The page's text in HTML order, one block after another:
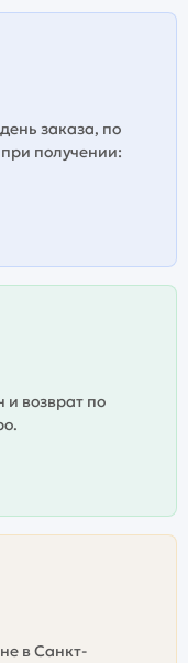
заказа, по
получении:
возврат по
в Санкт-